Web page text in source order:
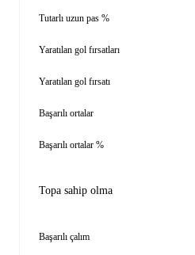
Tutarlı uzun pas %
Yaratılan gol fırsatları
Yaratılan gol fırsatı
Başarılı ortalar
Başarılı ortalar %
Topa sahip olma
Başarılı çalım